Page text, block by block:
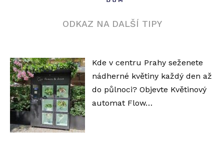
ODKAZ NA DALŠÍ TIPY
Kde v centru Prahy seženete
nádherné květiny každý den až
do půlnoci? Objevte Květinový
automat Flow…